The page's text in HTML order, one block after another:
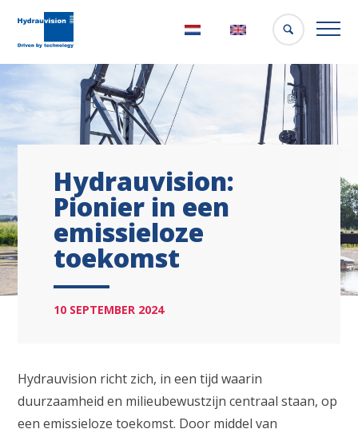
NederlandsEnglish
Hydrauvision:
Pionier in een
emissieloze
toekomst
10 SEPTEMBER 2024
Hydrauvision richt zich, in een tijd waarin
duurzaamheid en milieubewustzijn centraal staan, op
een emissieloze toekomst. Door middel van